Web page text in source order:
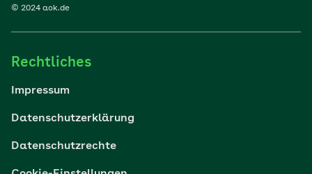
Reisen
Wohlbefinden
© 2024 aok.de
Rechtliches
Impressum
Datenschutzerklärung
Datenschutzrechte